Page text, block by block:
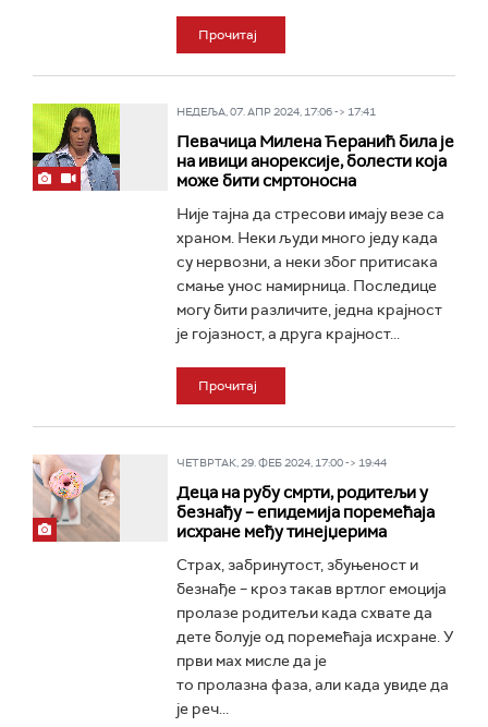
Прочитај
НЕДЕЉА, 07. АПР 2024, 17:06 -> 17:41
Певачица Милена Ћеранић била је
на ивици анорексије, болести која
може бити смртоносна
Није тајна да стресови имају везе са
храном. Неки људи много једу када
су нервозни, а неки због притисака
смање унос намирница. Последице
могу бити различите, једна крајност
је гојазност, а друга крајност...
Прочитај
ЧЕТВРТАК, 29. ФЕБ 2024, 17:00 -> 19:44
Деца на рубу смрти, родитељи у
безнађу – епидемија поремећаја
исхране међу тинејџерима
Страх, забринутост, збуњеност и
безнађе – кроз такав вртлог емоција
пролазе родитељи када схвате да
дете болује од поремећаја исхране. У
први мах мисле да je
то пролазнa фазa, али када увиде да
је реч...